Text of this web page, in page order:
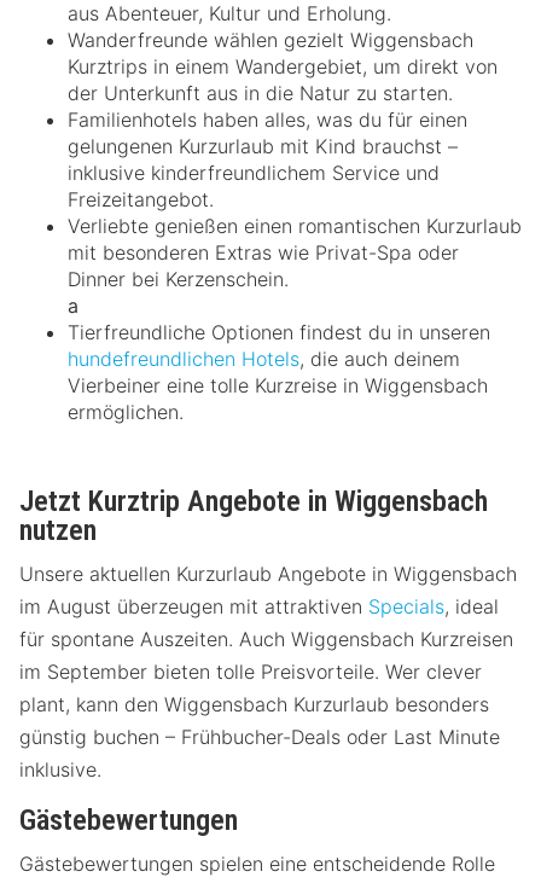
aus Abenteuer, Kultur und Erholung.
Wanderfreunde wählen gezielt Wiggensbach
Kurztrips in einem Wandergebiet, um direkt von
der Unterkunft aus in die Natur zu starten.
Familienhotels haben alles, was du für einen
gelungenen Kurzurlaub mit Kind brauchst –
inklusive kinderfreundlichem Service und
Freizeitangebot.
Verliebte genießen einen romantischen Kurzurlaub
mit besonderen Extras wie Privat-Spa oder
Dinner bei Kerzenschein.
a
Tierfreundliche Optionen findest du in unseren
hundefreundlichen Hotels, die auch deinem
Vierbeiner eine tolle Kurzreise in Wiggensbach
ermöglichen.
Jetzt Kurztrip Angebote in Wiggensbach
nutzen
Unsere aktuellen Kurzurlaub Angebote in Wiggensbach
im August überzeugen mit attraktiven Specials, ideal
für spontane Auszeiten. Auch Wiggensbach Kurzreisen
im September bieten tolle Preisvorteile. Wer clever
plant, kann den Wiggensbach Kurzurlaub besonders
günstig buchen – Frühbucher-Deals oder Last Minute
inklusive.
Gästebewertungen
Gästebewertungen spielen eine entscheidende Rolle